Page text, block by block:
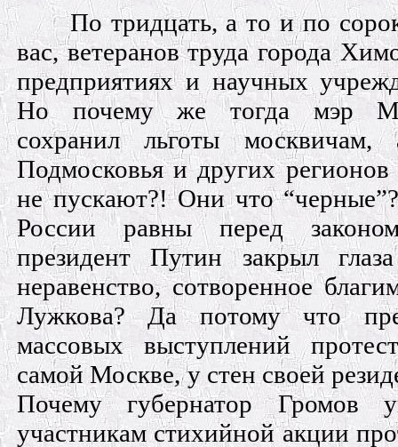
По тридцать, а то и по
вас, ветеранов труда города
предприятиях и научных
Но почему же тогда мэр
сохранил льготы москвичам,
Подмосковья и других
не пускают?! Они что
России равны перед
президент Путин закрыл
неравенство, сотворенное
Лужкова? Да потому что
массовых выступлений
самой Москве, у стен своей
Почему губернатор Громов
участникам стихийной акции